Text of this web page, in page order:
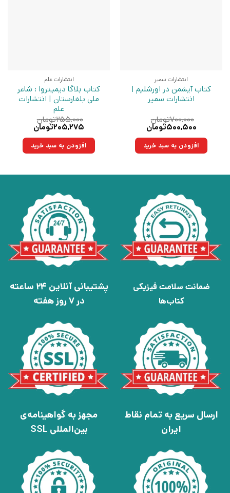
انتشارات سمیر
کتاب آیشمن در اورشلیم |
انتشارات سمیر
۷۰۰,۰۰۰تومان
قیمت
۷۰۰,۰۰۰تومان
بود.
۵۰۰,۵۰۰تومان
۵۰۰,۵۰۰تومان.افزودن به سبد خرید
انتشارات علم
کتاب بلاگا دیمیتروا : شاعر
ملی بلغارستان | انتشارات
علم
۲۵۵,۰۰۰تومان
قیمت
۲۵۵,۰۰۰تومان
بود.
۲۰۵,۲۷۵تومان
۲۰۵,۲۷۵تومان.افزودن به سبد خرید
ضمانت سلامت فیزیکی
کتاب‌ها
پشتیبانی آنلاین 24 ساعته
در 7 روز هفته
ارسال سریع به تمام نقاط
ایران
مجهز به گواهینامه‌ی
بین‌المللی SSL